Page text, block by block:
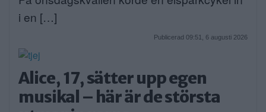
i en […]
Publicerad 09:51, 6 augusti 2026
Alice, 17, sätter upp egen
musikal – här är de största